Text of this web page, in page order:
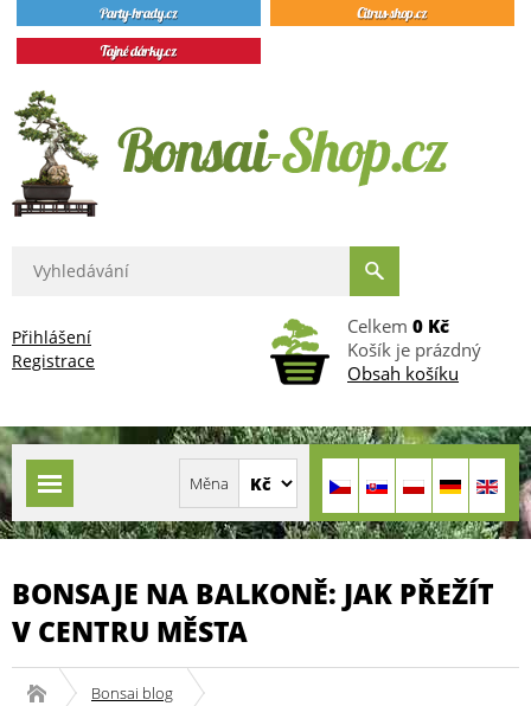
Přihlášení
Registrace
Celkem 0 Kč
Košík je prázdný
Obsah košíku
BONSAJE NA BALKONĚ: JAK PŘEŽÍT
V CENTRU MĚSTA
Bonsai blog